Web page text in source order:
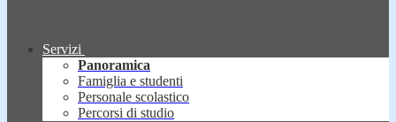
Servizi
Panoramica
Famiglia e studenti
Personale scolastico
Percorsi di studio